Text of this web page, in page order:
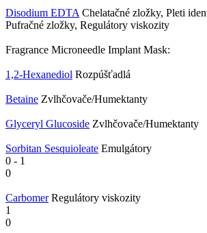
Disodium EDTA Chelatačné zložky, Pleti
Pufračné zložky, Regulátory viskozity
Fragrance Microneedle Implant Mask:
1,2-Hexanediol Rozpúšťadlá
Betaine Zvlhčovače/Humektanty
Glyceryl Glucoside Zvlhčovače/Humektanty
Sorbitan Sesquioleate Emulgátory
0 - 1
0
Carbomer Regulátory viskozity
1
0